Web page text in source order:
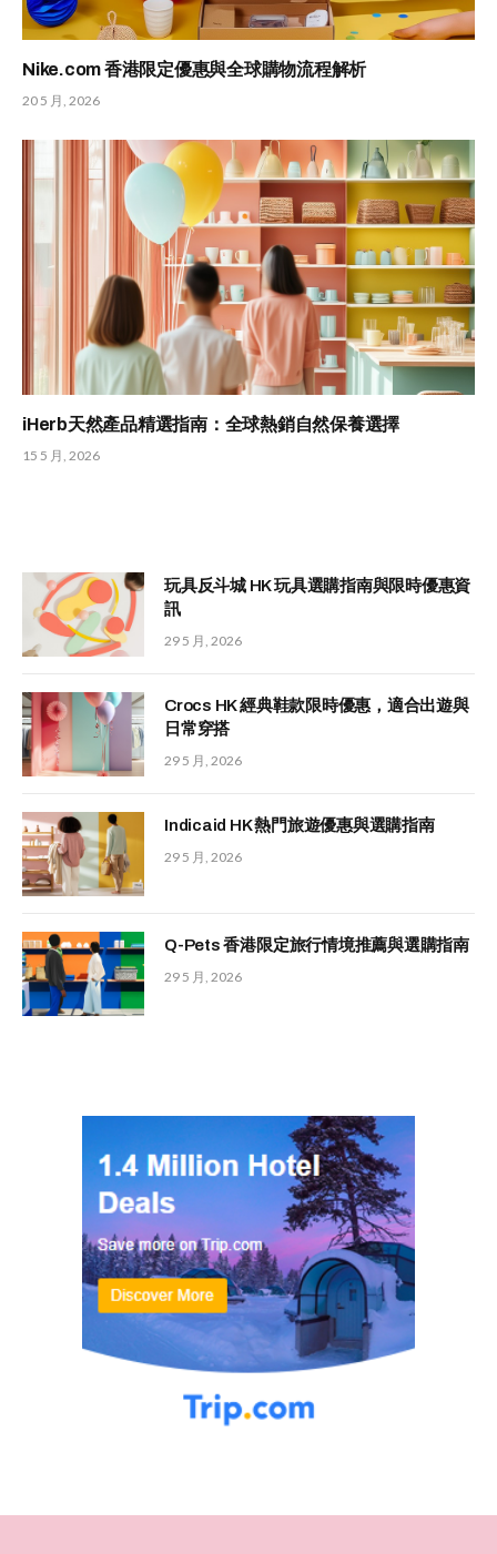
Nike.com 香港限定優惠與全球購物流程解析
20 5 月, 2026
iHerb天然產品精選指南：全球熱銷自然保養選擇
15 5 月, 2026
玩具反斗城 HK 玩具選購指南與限時優惠資
訊
29 5 月, 2026
Crocs HK 經典鞋款限時優惠，適合出遊與
日常穿搭
29 5 月, 2026
Indicaid HK 熱門旅遊優惠與選購指南
29 5 月, 2026
Q-Pets 香港限定旅行情境推薦與選購指南
29 5 月, 2026